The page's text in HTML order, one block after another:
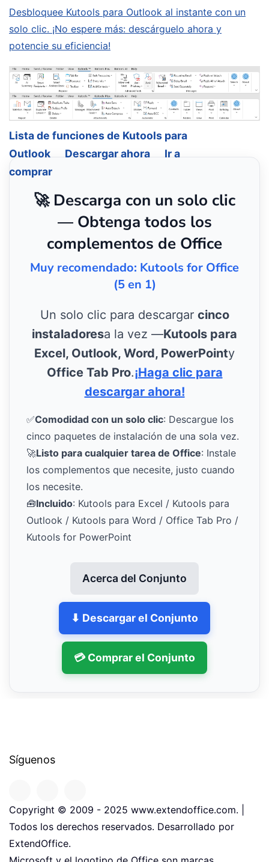
Desbloquee Kutools para Outlook al instante con un
solo clic. ¡No espere más: descárguelo ahora y
potencie su eficiencia!
Lista de funciones de Kutools para
Outlook
Descargar ahora
Ir a
comprar
🚀 Descarga con un solo clic
— Obtenga todos los
complementos de Office
Muy recomendado: Kutools for Office
(5 en 1)
Un solo clic para descargar cinco
instaladoresa la vez —Kutools para
Excel, Outlook, Word, PowerPointy
Office Tab Pro.¡Haga clic para
descargar ahora!
✅Comodidad con un solo clic: Descargue los
cinco paquetes de instalación de una sola vez.
🚀Listo para cualquier tarea de Office: Instale
los complementos que necesite, justo cuando
los necesite.
🧰Incluido: Kutools para Excel / Kutools para
Outlook / Kutools para Word / Office Tab Pro /
Kutools for PowerPoint
Acerca del Conjunto
⬇ Descargar el Conjunto
💳 Comprar el Conjunto
Síguenos
Copyright © 2009 - 2025 www.extendoffice.com. |
Todos los derechos reservados. Desarrollado por
ExtendOffice.